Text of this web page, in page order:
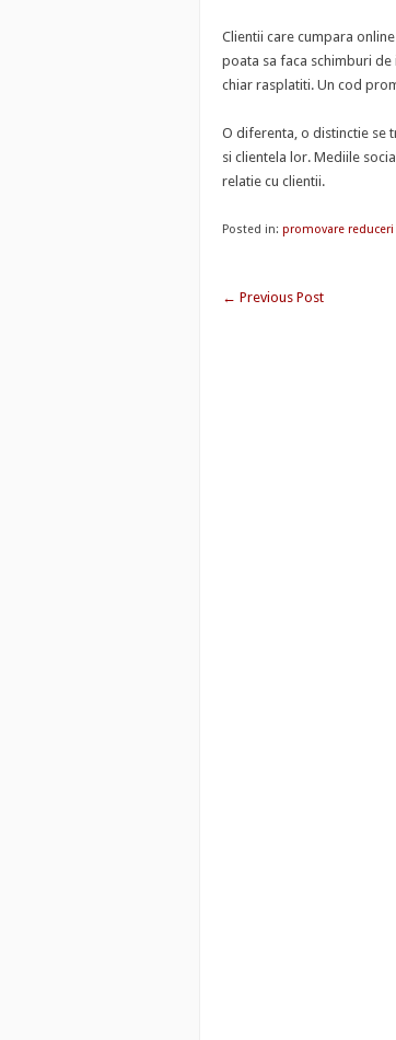
Clientii care cumpara
poata sa faca schimburi
chiar rasplatiti. Un cod
O diferenta, o distinctie se
si clientela lor. Mediile
relatie cu clientii.
Posted in: promovare reduceri
← Previous Post